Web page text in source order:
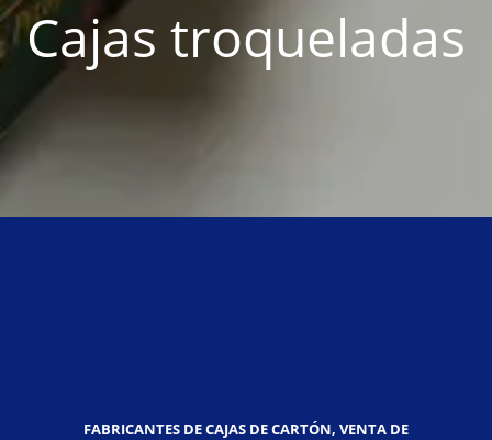
Cajas troqueladas
FABRICANTES DE CAJAS DE CARTÓN, VENTA DE